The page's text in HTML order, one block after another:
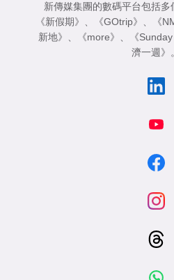
新傳媒集團的數碼平台包括
《新假期》 、 《GOtrip》 、 《
新地》 、 《more》 、 《
濟一週》 。